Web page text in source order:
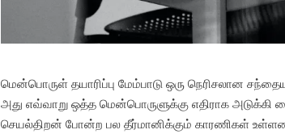
மென்பொருள் தயாரிப்பு மேம்பாடு ஒரு நெரிசலான
அது எவ்வாறு ஒத்த மென்பொருளுக்கு எதிராக அடுக்கி
செயல்திறன் போன்ற பல தீர்மானிக்கும் காரணிகள்